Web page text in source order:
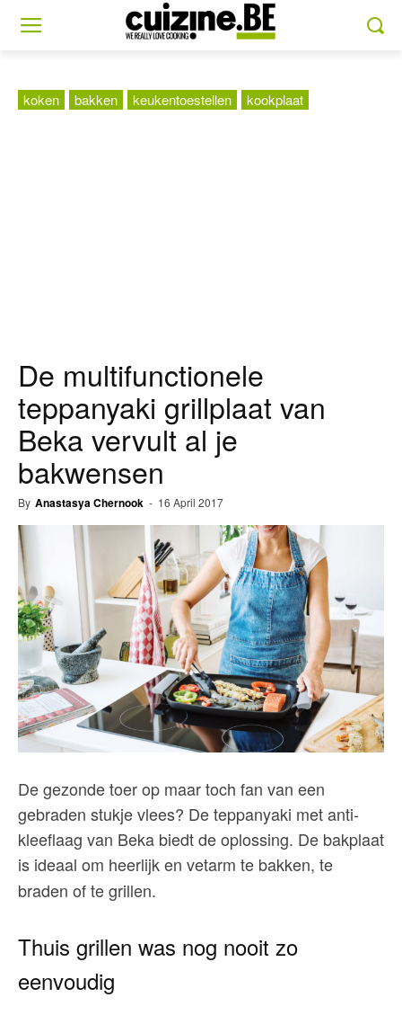
koken bakken keukentoestellen kookplaat
De multifunctionele
teppanyaki grillplaat van
Beka vervult al je
bakwensen
By Anastasya Chernook - 16 April 2017
De gezonde toer op maar toch fan van een
gebraden stukje vlees? De teppanyaki met anti-
kleeflaag van Beka biedt de oplossing. De bakplaat
is ideaal om heerlijk en vetarm te bakken, te
braden of te grillen.
Thuis grillen was nog nooit zo
eenvoudig